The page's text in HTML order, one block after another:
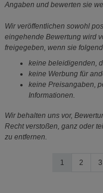
Angaben und bewerten sie
Wir veröffentlichen sowohl
eingehende Bewertung wird
freigegeben, wenn sie
keine beleidigenden,
keine Werbung für
keine Preisangaben,
Informationen.
Wir behalten uns vor,
Recht verstoßen, ganz oder
zu entfernen.
1 2 3